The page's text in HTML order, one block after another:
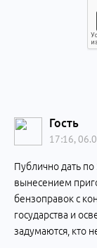
Гость
17:16,
Публично дать
вынесением
бензоправок с
государства и
задумаются, кто